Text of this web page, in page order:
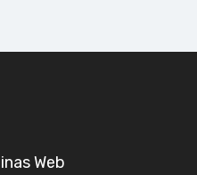
Web